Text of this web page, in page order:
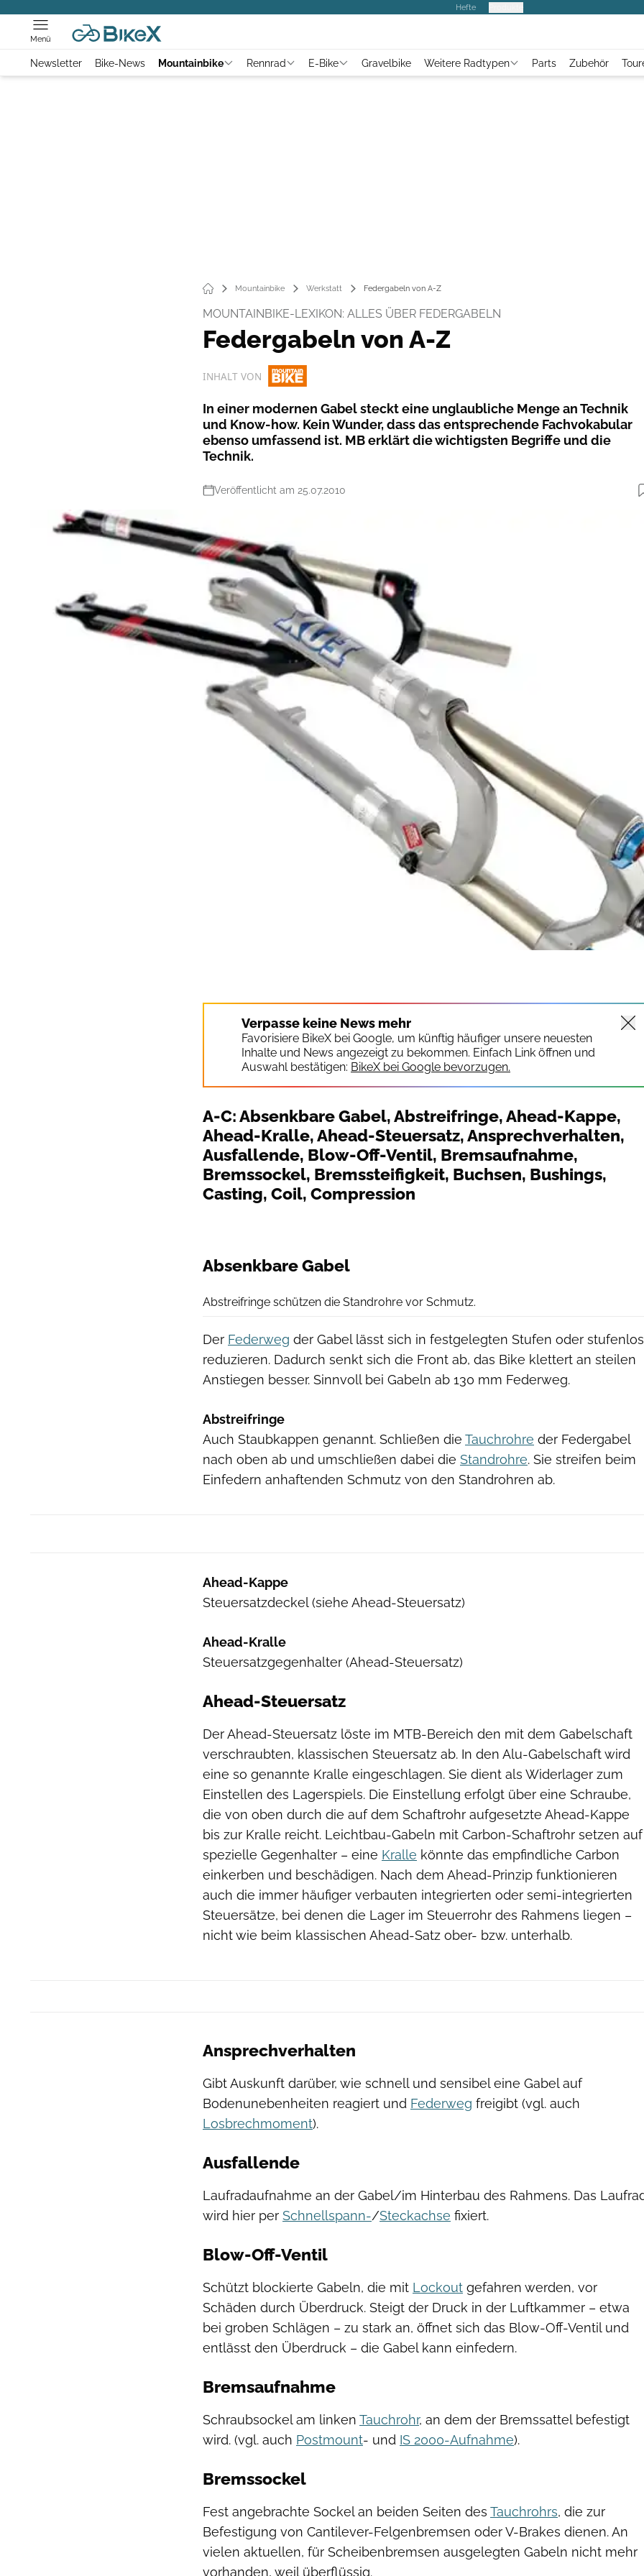
Hefte
Menü
Newsletter Bike-News Mountainbike Rennrad E-Bike Gravelbike Weitere Radtypen Parts Zubehör
Mountainbike Werkstatt Federgabeln von A-Z
MOUNTAINBIKE-LEXIKON: ALLES ÜBER FEDERGABELN
Federgabeln von A-Z
INHALT VON
In einer modernen Gabel steckt eine unglaubliche Menge an Technik
und Know-how. Kein Wunder, dass das entsprechende Fachvokabular
ebenso umfassend ist. MB erklärt die wichtigsten Begriffe und die
Technik.
Veröffentlicht am 25.07.2010
Verpasse keine News mehr
Favorisiere BikeX bei Google, um künftig häufiger unsere neuesten
Inhalte und News angezeigt zu bekommen. Einfach Link öffnen und
Auswahl bestätigen: BikeX bei Google bevorzugen.
A-C: Absenkbare Gabel, Abstreifringe, Ahead-Kappe,
Ahead-Kralle, Ahead-Steuersatz, Ansprechverhalten,
Ausfallende, Blow-Off-Ventil, Bremsaufnahme,
Bremssockel, Bremssteifigkeit, Buchsen, Bushings,
Casting, Coil, Compression
Absenkbare Gabel
Abstreifringe schützen die Standrohre vor Schmutz.
Der Federweg der Gabel lässt sich in festgelegten Stufen oder stufenlos
reduzieren. Dadurch senkt sich die Front ab, das Bike klettert an steilen
Anstiegen besser. Sinnvoll bei Gabeln ab 130 mm Federweg.
Abstreifringe
Auch Staubkappen genannt. Schließen die Tauchrohre der Federgabel
nach oben ab und umschließen dabei die Standrohre. Sie streifen beim
Einfedern anhaftenden Schmutz von den Standrohren ab.
Ahead-Kappe
Steuersatzdeckel (siehe Ahead-Steuersatz)
Ahead-Kralle
Steuersatzgegenhalter (Ahead-Steuersatz)
Ahead-Steuersatz
Der Ahead-Steuersatz löste im MTB-Bereich den mit dem Gabelschaft
verschraubten, klassischen Steuersatz ab. In den Alu-Gabelschaft wird
eine so genannte Kralle eingeschlagen. Sie dient als Widerlager zum
Einstellen des Lagerspiels. Die Einstellung erfolgt über eine Schraube,
die von oben durch die auf dem Schaftrohr aufgesetzte Ahead-Kappe
bis zur Kralle reicht. Leichtbau-Gabeln mit Carbon-Schaftrohr setzen auf
spezielle Gegenhalter – eine Kralle könnte das empfindliche Carbon
einkerben und beschädigen. Nach dem Ahead-Prinzip funktionieren
auch die immer häufiger verbauten integrierten oder semi-integrierten
Steuersätze, bei denen die Lager im Steuerrohr des Rahmens liegen –
nicht wie beim klassischen Ahead-Satz ober- bzw. unterhalb.
Ansprechverhalten
Gibt Auskunft darüber, wie schnell und sensibel eine Gabel auf
Bodenunebenheiten reagiert und Federweg freigibt (vgl. auch
Losbrechmoment).
Ausfallende
Laufradaufnahme an der Gabel/im Hinterbau des Rahmens. Das
wird hier per Schnellspann-/Steckachse fixiert.
Blow-Off-Ventil
Schützt blockierte Gabeln, die mit Lockout gefahren werden, vor
Schäden durch Überdruck. Steigt der Druck in der Luftkammer – etwa
bei groben Schlägen – zu stark an, öffnet sich das Blow-Off-Ventil und
entlässt den Überdruck – die Gabel kann einfedern.
Bremsaufnahme
Schraubsockel am linken Tauchrohr, an dem der Bremssattel befestigt
wird. (vgl. auch Postmount- und IS 2000-Aufnahme).
Bremssockel
Fest angebrachte Sockel an beiden Seiten des Tauchrohrs, die zur
Befestigung von Cantilever-Felgenbremsen oder V-Brakes dienen. An
vielen aktuellen, für Scheibenbremsen ausgelegten Gabeln nicht mehr
vorhanden, weil überflüssig.